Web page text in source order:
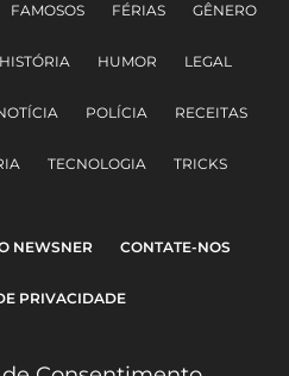
FAMOSOS FÉRIAS GÊNERO
HISTÓRIA HUMOR LEGAL
POLÍCIA RECEITAS
TECNOLOGIA TRICKS
NEWSNER CONTATE-NOS
PRIVACIDADE